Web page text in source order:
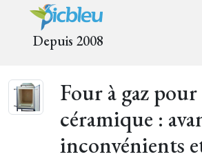
Depuis 2008
Four à gaz
céramique :
inconvénients